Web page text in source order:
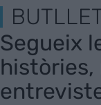
Segueix